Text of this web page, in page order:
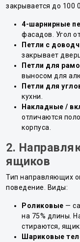
закрывается до 100
4-шарнирные
фасадов. Угол
Петли с
закрывает
Петли для
выносом для
Петли для
кухни.
Накладные /
отличаются
корпуса.
2.
ящиков
Тип направляющих
поведение. Виды:
Роликовые —
на 75% длины.
стираются,
Шариковые